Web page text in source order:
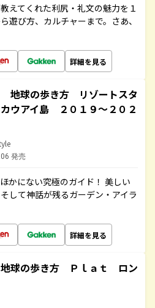
えてくれた利尻・礼文の魅力を１
遊び方、カルチャーまで。さあ、
詳細を見る
地球の歩き方 リゾートスタ
ウアイ島 ２０１９～２０２
発売
かにない究極のガイド！ 美しい
して神話が残るガーデン・アイラ
詳細を見る
球の歩き方 Ｐｌａｔ ロン